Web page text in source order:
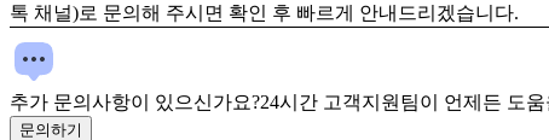
톡 채널)로 문의해 주시면 확인 후 빠르게 안내드리겠습니다.
추가 문의사항이 있으신가요?24시간 고객지원팀이 언제든 도
문의하기